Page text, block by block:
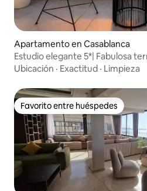
Apartamento en Casablanca
Estudio elegante 5*| Fabulosa
privado
Ubicación · Exactitud · Limpieza
Favorito entre huéspedes
Favorito entre huéspedes